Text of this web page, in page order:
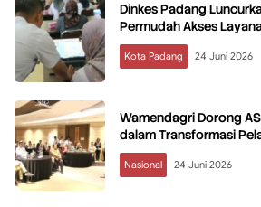
Dinkes Padang
Permudah Akses
Kota Padang 24 Juni 2026
Wamendagri Dorong
dalam Transformasi
Nasional 24 Juni 2026